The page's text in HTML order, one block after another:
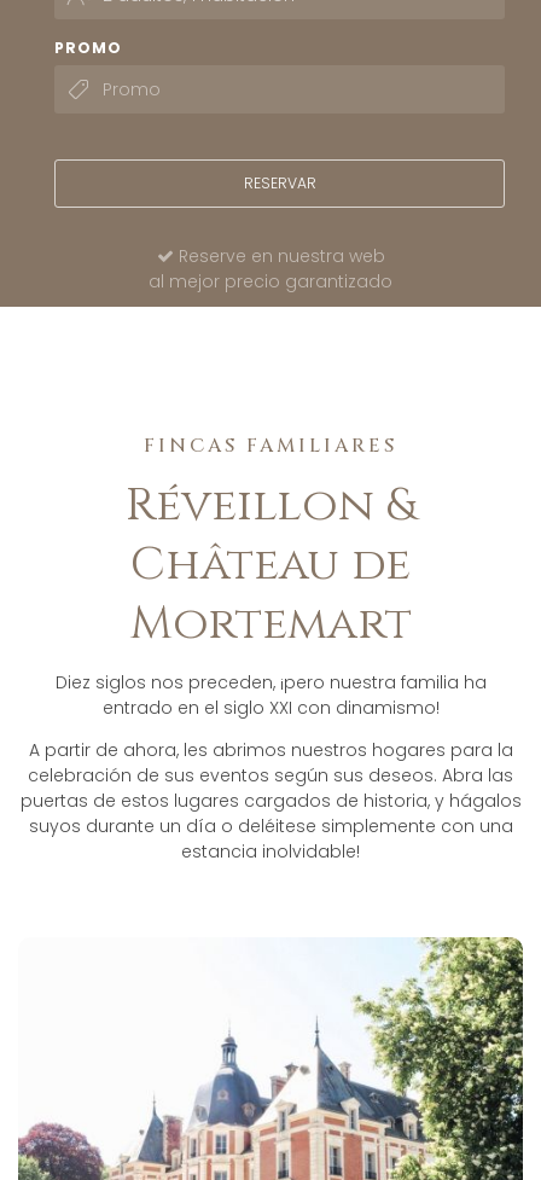
PROMO
RESERVAR
Reserve en nuestra web
al mejor precio garantizado
FINCAS FAMILIARES
Réveillon &
Château de
Mortemart
Diez siglos nos preceden, ¡pero nuestra familia ha
entrado en el siglo XXI con dinamismo!
A partir de ahora, les abrimos nuestros hogares para la
celebración de sus eventos según sus deseos. Abra las
puertas de estos lugares cargados de historia, y hágalos
suyos durante un día o deléitese simplemente con una
estancia inolvidable!